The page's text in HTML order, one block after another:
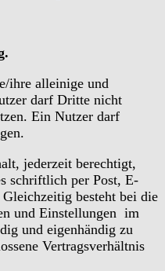
ihre alleinige und
darf Dritte nicht
Ein Nutzer darf
jederzeit berechtigt,
schriftlich per Post, E-
besteht bei die
und Einstellungen im
und eigenhändig zu
Vertragsverhältnis